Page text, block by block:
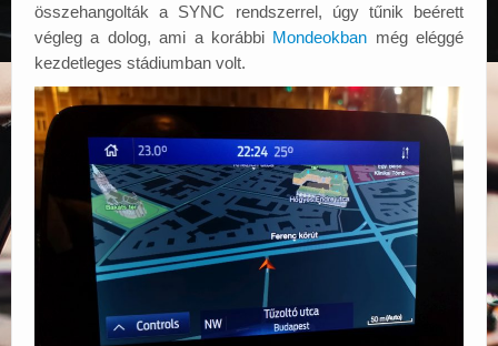
összehangolták a SYNC rendszerrel, úgy tűnik beérett
végleg a dolog, ami a korábbi Mondeokban még eléggé
kezdetleges stádiumban volt.